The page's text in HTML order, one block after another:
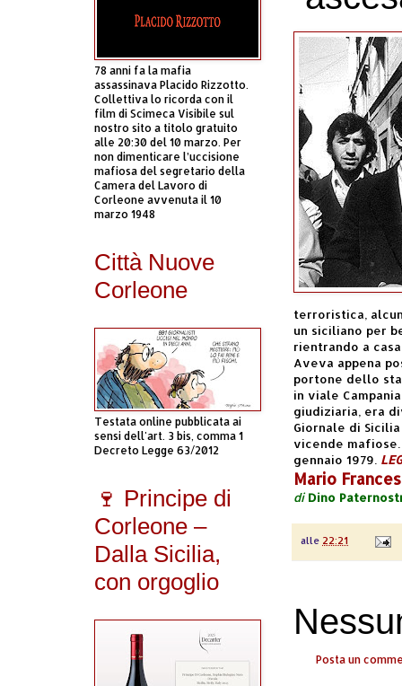
terroristica,
un siciliano per
rientrando a
Aveva appena
portone dello
in viale
giudiziaria, era
Giornale di
vicende
gennaio 1979.
Mario
diDino
alle 22:21
Posta un
78 anni fa la mafia
assassinava Placido Rizzotto.
Collettiva lo ricorda con il
film di Scimeca Visibile sul
nostro sito a titolo gratuito
alle 20:30 del 10 marzo. Per
non dimenticare l’uccisione
mafiosa del segretario della
Camera del Lavoro di
Corleone avvenuta il 10
marzo 1948
Città Nuove
Corleone
Testata online pubblicata ai
sensi dell'art. 3 bis, comma 1
Decreto Legge 63/2012
🍷 Principe di
Corleone –
Dalla Sicilia,
con orgoglio